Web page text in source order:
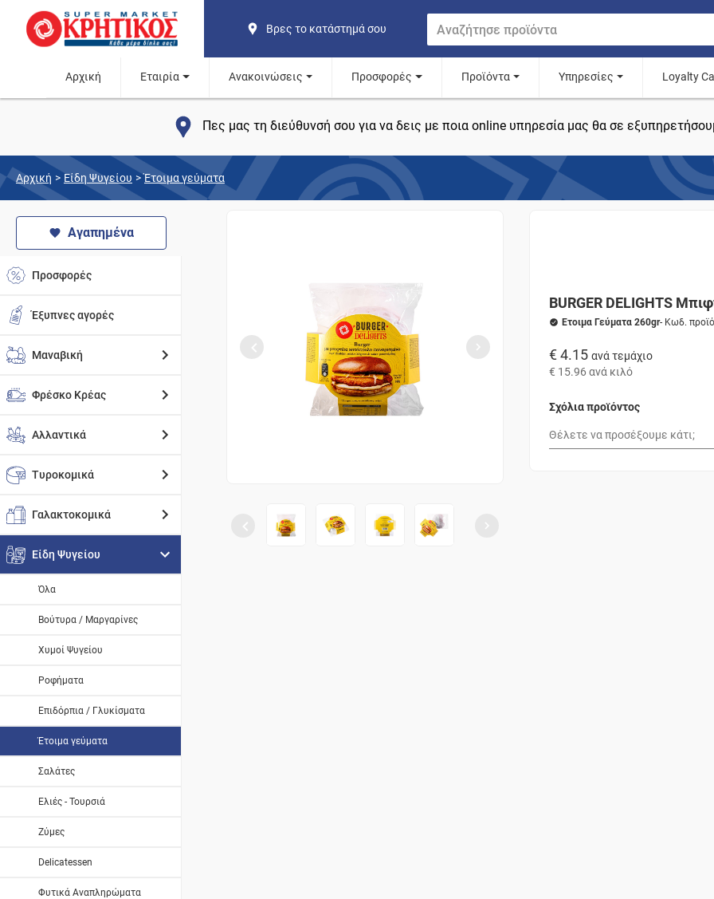
Βρες το κατάστημά σου
Αρχική Εταιρία Ανακοινώσεις Προσφορές Προϊόντα Υπηρεσίες Loyalty
Πες μας τη διεύθυνσή σου για να δεις με ποια online υπηρεσία μας θα σε
Αρχική > Είδη Ψυγείου > Έτοιμα γεύματα
Αγαπημένα
Προσφορές
Έξυπνες αγορές
Μαναβική
Φρέσκο Κρέας
Αλλαντικά
Τυροκομικά
Γαλακτοκομικά
Είδη Ψυγείου
Όλα
Βούτυρα / Μαργαρίνες
Χυμοί Ψυγείου
Ροφήματα
Επιδόρπια / Γλυκίσματα
Έτοιμα γεύματα
Σαλάτες
Ελιές - Τουρσιά
Ζύμες
Delicatessen
Φυτικά Αναπληρώματα
BURGER DELIGHTS
Ετοιμα Γεύματα 260gr- Κωδ.
€ 4.15 ανά τεμάχιο
€ 15.96 ανά κιλό
Σχόλια προϊόντος